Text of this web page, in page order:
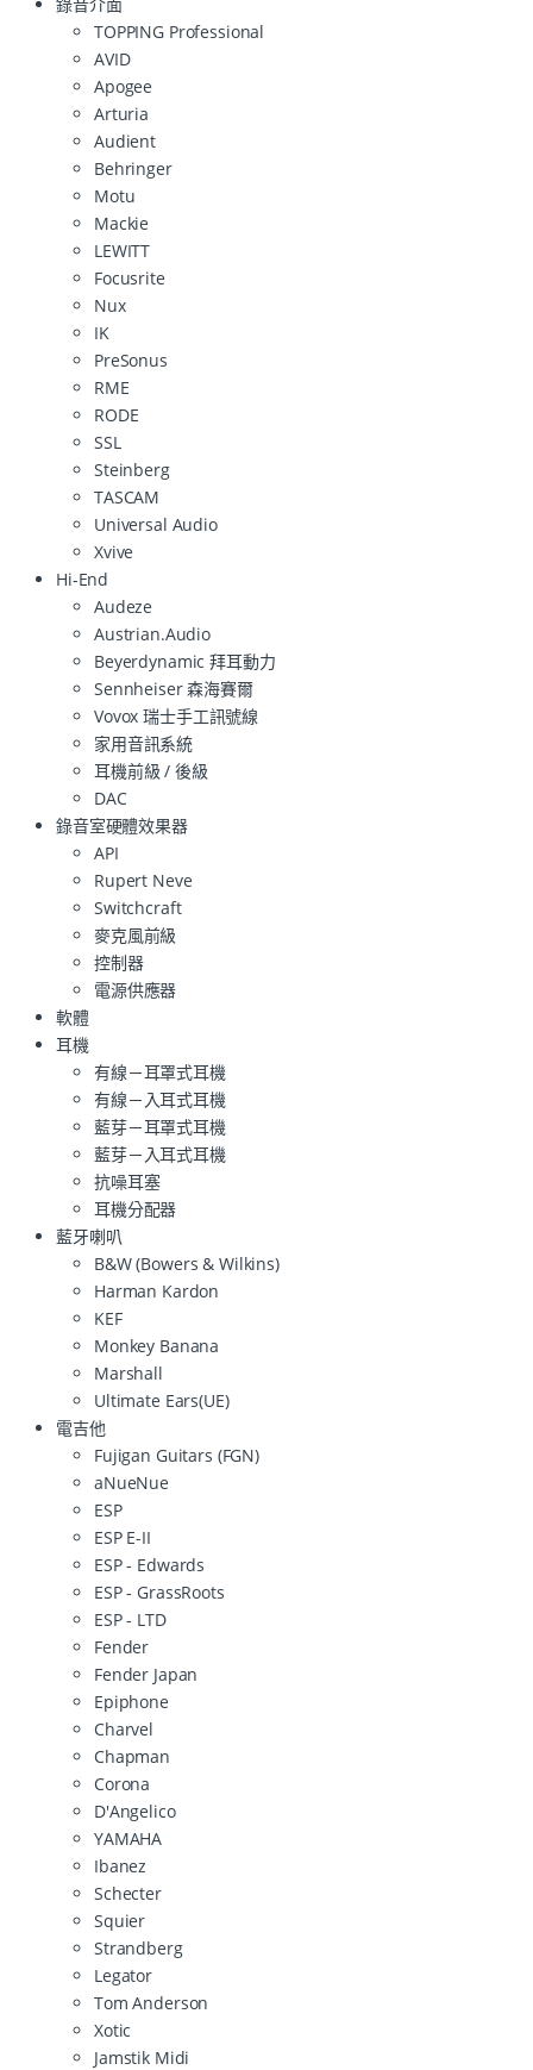
TOPPING Professional
AVID
Apogee
Arturia
Audient
Behringer
Motu
Mackie
LEWITT
Focusrite
Nux
IK
PreSonus
RME
RODE
SSL
Steinberg
TASCAM
Universal Audio
Xvive
Hi-End
Audeze
Austrian.Audio
Beyerdynamic 拜耳動力
Sennheiser 森海賽爾
Vovox 瑞士手工訊號線
家用音訊系統
耳機前級 / 後級
DAC
錄音室硬體效果器
API
Rupert Neve
Switchcraft
麥克風前級
控制器
電源供應器
軟體
耳機
有線－耳罩式耳機
有線－入耳式耳機
藍芽－耳罩式耳機
藍芽－入耳式耳機
抗噪耳塞
耳機分配器
藍牙喇叭
B&W (Bowers & Wilkins)
Harman Kardon
KEF
Monkey Banana
Marshall
Ultimate Ears(UE)
電吉他
Fujigan Guitars (FGN)
aNueNue
ESP
ESP E-II
ESP - Edwards
ESP - GrassRoots
ESP - LTD
Fender
Fender Japan
Epiphone
Charvel
Chapman
Corona
D'Angelico
YAMAHA
Ibanez
Schecter
Squier
Strandberg
Legator
Tom Anderson
Xotic
Jamstik Midi